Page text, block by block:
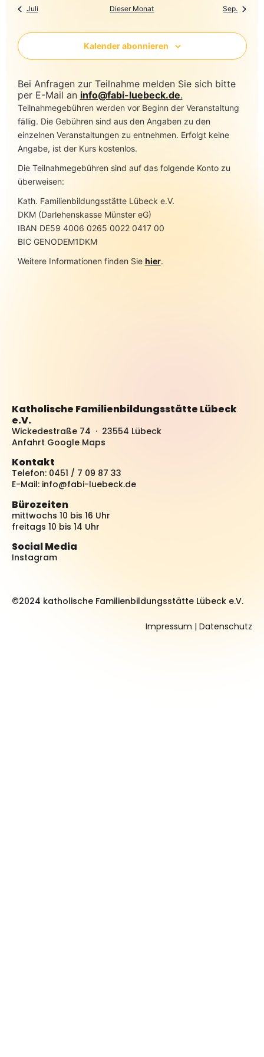
Juli Dieser Monat Sep.
Kalender abonnieren
Bei Anfragen zur Teilnahme melden Sie sich bitte
per E-Mail an info@fabi-luebeck.de.
Teilnahmegebühren werden vor Beginn der Veranstaltung
fällig. Die Gebühren sind aus den Angaben zu den
einzelnen Veranstaltungen zu entnehmen. Erfolgt keine
Angabe, ist der Kurs kostenlos.
Die Teilnahmegebühren sind auf das folgende Konto zu
überweisen:
Kath. Familienbildungsstätte Lübeck e.V.
DKM (Darlehenskasse Münster eG)
IBAN DE59 4006 0265 0022 0417 00
BIC GENODEM1DKM
Weitere Informationen finden Sie hier.
Katholische Familienbildungsstätte Lübeck
e.V.
Wickedestraße 74 · 23554 Lübeck
Anfahrt Google Maps
Kontakt
Telefon: 0451 / 7 09 87 33
E-Mail: info@fabi-luebeck.de
Bürozeiten
mittwochs 10 bis 16 Uhr
freitags 10 bis 14 Uhr
Social Media
Instagram
©2024 katholische Familienbildungsstätte Lübeck e.V.
Impressum | Datenschutz